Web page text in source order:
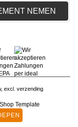
NEMEN
excl. verzending
Template